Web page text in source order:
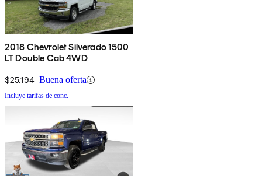
2018 Chevrolet Silverado 1500
LT Double Cab 4WD
$25,194 Buena oferta
Incluye tarifas de conc.